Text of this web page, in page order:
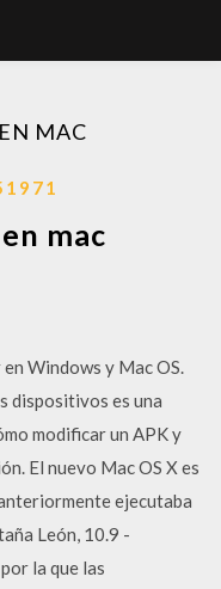
MAC
mac
Windows y Mac OS.
dispositivos es una
modificar un APK y
El nuevo Mac OS X es
ejecutaba
León, 10.9 -
la que las